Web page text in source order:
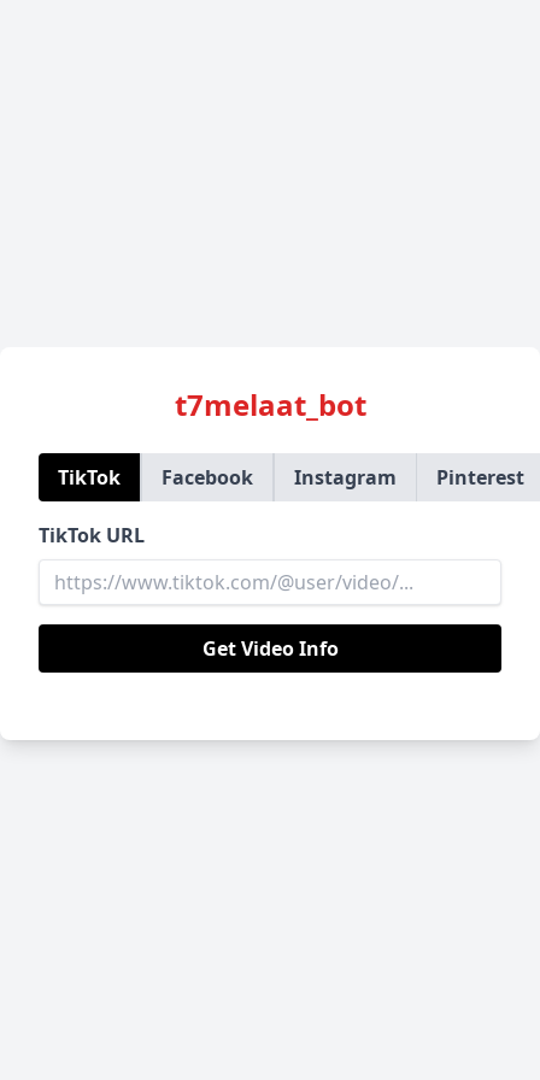
t7melaat_bot
TikTok Facebook Instagram Pinterest
TikTok URL
Get Video Info